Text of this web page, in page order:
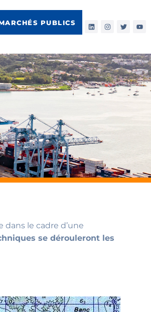
PUBLICS
le cadre d’une
se dérouleront les